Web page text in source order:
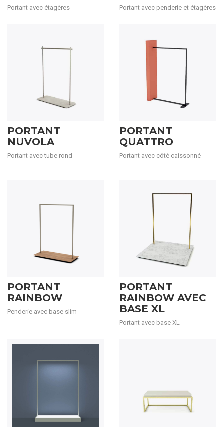
Portant avec étagères Portant avec penderie et étagères
PORTANT
NUVOLA
Portant avec tube rond
PORTANT
QUATTRO
Portant avec côté caissonné
PORTANT
RAINBOW
Penderie avec base slim
PORTANT
RAINBOW AVEC
BASE XL
Portant avec base XL